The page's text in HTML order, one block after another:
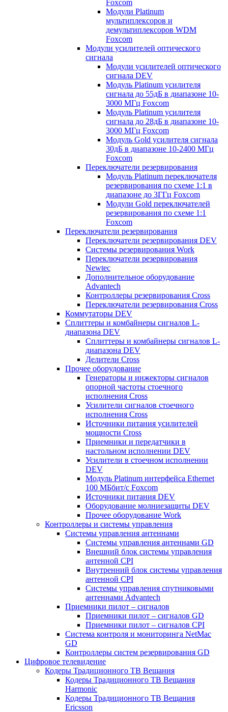
Foxcom
Модули Platinum
мультиплексоров и
демультиплексоров WDM
Foxcom
Модули усилителей оптического
сигнала
Модули усилителей оптического
сигнала DEV
Модуль Platinum усилителя
сигнала до 55дБ в диапазоне 10-
3000 МГц Foxcom
Модуль Platinum усилителя
сигнала до 28дБ в диапазоне 10-
3000 МГц Foxcom
Модуль Gold усилителя сигнала
30дБ в диапазоне 10-2400 МГц
Foxcom
Переключатели резервирования
Модуль Platinum переключателя
резервирования по схеме 1:1 в
диапазоне до 3ГГц Foxcom
Модули Gold переключателей
резервирования по схеме 1:1
Foxcom
Переключатели резервирования
Переключатели резервирования DEV
Системы резервирования Work
Переключатели резервирования
Newtec
Дополнительное оборудование
Advantech
Контроллеры резервирования Cross
Переключатели резервирования Cross
Коммутаторы DEV
Сплиттеры и комбайнеры сигналов L-
диапазона DEV
Сплиттеры и комбайнеры сигналов L-
диапазона DEV
Делители Cross
Прочее оборудование
Генераторы и инжекторы сигналов
опорной частоты стоечного
исполнения Cross
Усилители сигналов стоечного
исполнения Cross
Источники питания усилителей
мощности Cross
Приемники и передатчики в
настольном исполнении DEV
Усилители в стоечном исполнении
DEV
Модуль Platinum интерфейса Ethernet
100 МБбит/с Foxcom
Источники питания DEV
Оборудование молниезащиты DEV
Прочее оборудование Work
Контроллеры и системы управления
Системы управления антеннами
Системы управления антеннами GD
Внешний блок системы управления
антенной CPI
Внутренний блок системы управления
антенной CPI
Системы управления спутниковыми
антеннами Advantech
Приемники пилот – сигналов
Приемники пилот – сигналов GD
Приемники пилот – сигналов CPI
Система контроля и мониторинга NetMac
GD
Контроллеры систем резервирования GD
Цифровое телевидение
Кодеры Традиционного ТВ Вещания
Кодеры Традиционного ТВ Вещания
Harmonic
Кодеры Традиционного ТВ Вещания
Ericsson